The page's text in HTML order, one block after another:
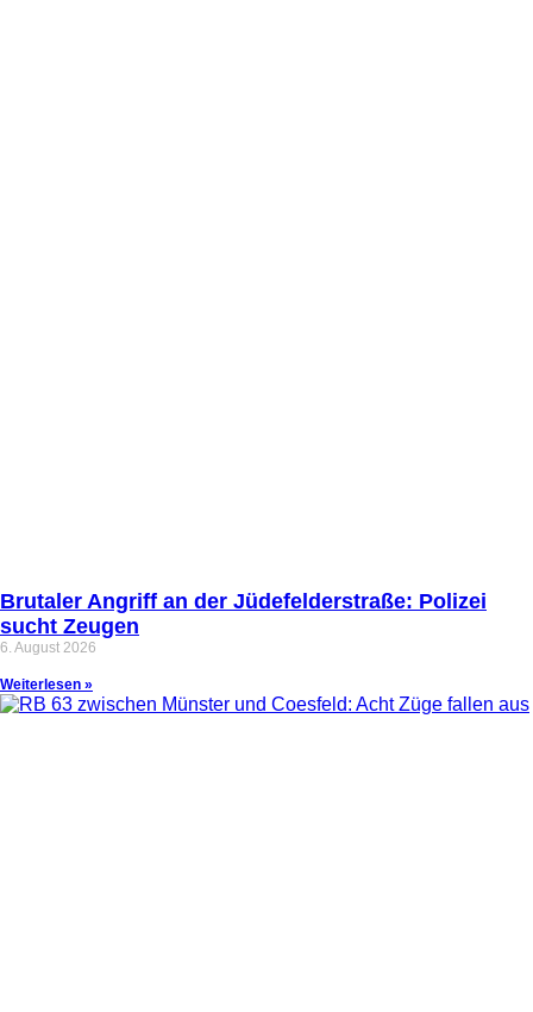
Brutaler Angriff an der Jüdefelderstraße: Polizei
sucht Zeugen
6. August 2026
Weiterlesen »